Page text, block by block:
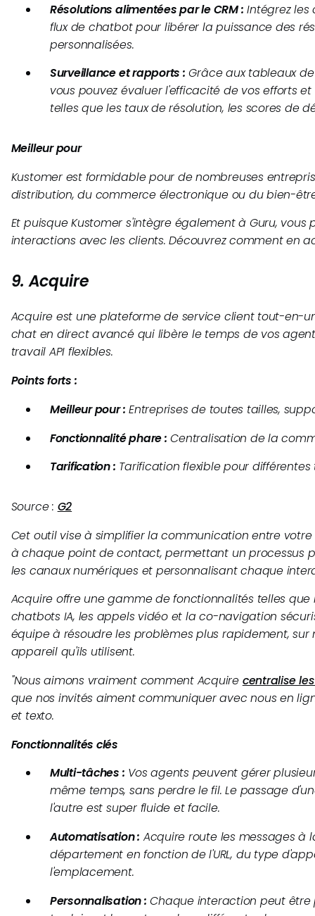
Résolutions alimentées par le CRM : Intégrez les
flux de chatbot pour libérer la puissance des
personnalisées.
Surveillance et rapports : Grâce aux tableaux
vous pouvez évaluer l'efficacité de vos efforts
telles que les taux de résolution, les scores de
Meilleur pour
Kustomer est formidable pour de nombreuses
distribution, du commerce électronique ou du bien-
Et puisque Kustomer s'intègre également à Guru, vous
interactions avec les clients. Découvrez comment en
9. Acquire
Acquire est une plateforme de service client tout-en-
chat en direct avancé qui libère le temps de vos
travail API flexibles.
Points forts :
Meilleur pour : Entreprises de toutes tailles,
Fonctionnalité phare : Centralisation de la
Tarification : Tarification flexible pour
Source : G2
Cet outil vise à simplifier la communication entre
à chaque point de contact, permettant un processus
les canaux numériques et personnalisant chaque
Acquire offre une gamme de fonctionnalités telles
chatbots IA, les appels vidéo et la co-navigation
équipe à résoudre les problèmes plus rapidement, sur
appareil qu'ils utilisent.
"Nous aimons vraiment comment Acquire centralise
que nos invités aiment communiquer avec nous en
et texto.
Fonctionnalités clés
Multi-tâches : Vos agents peuvent gérer
même temps, sans perdre le fil. Le passage
l'autre est super fluide et facile.
Automatisation : Acquire route les messages à
département en fonction de l'URL, du type
l'emplacement.
Personnalisation : Chaque interaction peut être